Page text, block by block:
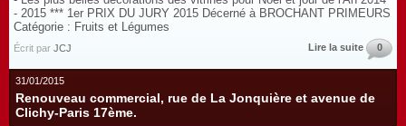
- 2015 *** 1er PRIX DU JURY 2015 Décerné à BROCHANT PRIMEURS
Catégorie : Fruits et Légumes
Écrit par JCJ Lire la suite 0
31/01/2015
Renouveau commercial, rue de La Jonquière et avenue de
Clichy-Paris 17ème.